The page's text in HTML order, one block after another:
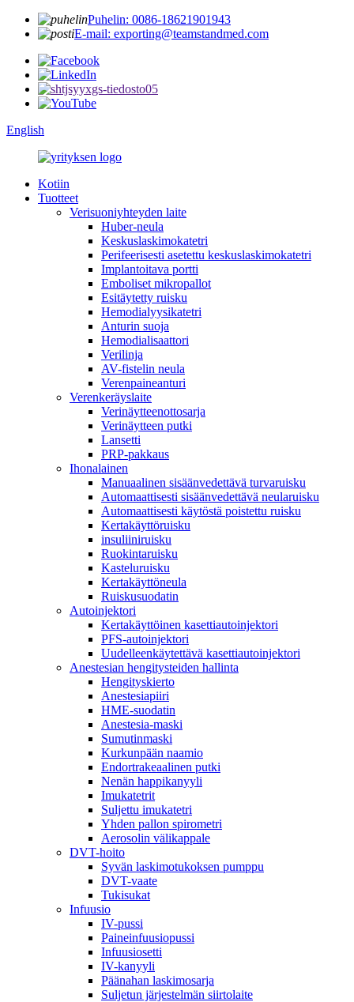
Puhelin: 0086-18621901943
E-mail: exporting@teamstandmed.com
English
Kotiin
Tuotteet
Verisuoniyhteyden laite
Huber-neula
Keskuslaskimokatetri
Perifeerisesti asetettu keskuslaskimokatetri
Implantoitava portti
Emboliset mikropallot
Esitäytetty ruisku
Hemodialyysikatetri
Anturin suoja
Hemodialisaattori
Verilinja
AV-fistelin neula
Verenpaineanturi
Verenkeräyslaite
Verinäytteenottosarja
Verinäytteen putki
Lansetti
PRP-pakkaus
Ihonalainen
Manuaalinen sisäänvedettävä turvaruisku
Automaattisesti sisäänvedettävä neularuisku
Automaattisesti käytöstä poistettu ruisku
Kertakäyttöruisku
insuliiniruisku
Ruokintaruisku
Kasteluruisku
Kertakäyttöneula
Ruiskusuodatin
Autoinjektori
Kertakäyttöinen kasettiautoinjektori
PFS-autoinjektori
Uudelleenkäytettävä kasettiautoinjektori
Anestesian hengitysteiden hallinta
Hengityskierto
Anestesiapiiri
HME-suodatin
Anestesia-maski
Sumutinmaski
Kurkunpään naamio
Endortrakeaalinen putki
Nenän happikanyyli
Imukatetrit
Suljettu imukatetri
Yhden pallon spirometri
Aerosolin välikappale
DVT-hoito
Syvän laskimotukoksen pumppu
DVT-vaate
Tukisukat
Infuusio
IV-pussi
Paineinfuusiopussi
Infuusiosetti
IV-kanyyli
Päänahan laskimosarja
Suljetun järjestelmän siirtolaite